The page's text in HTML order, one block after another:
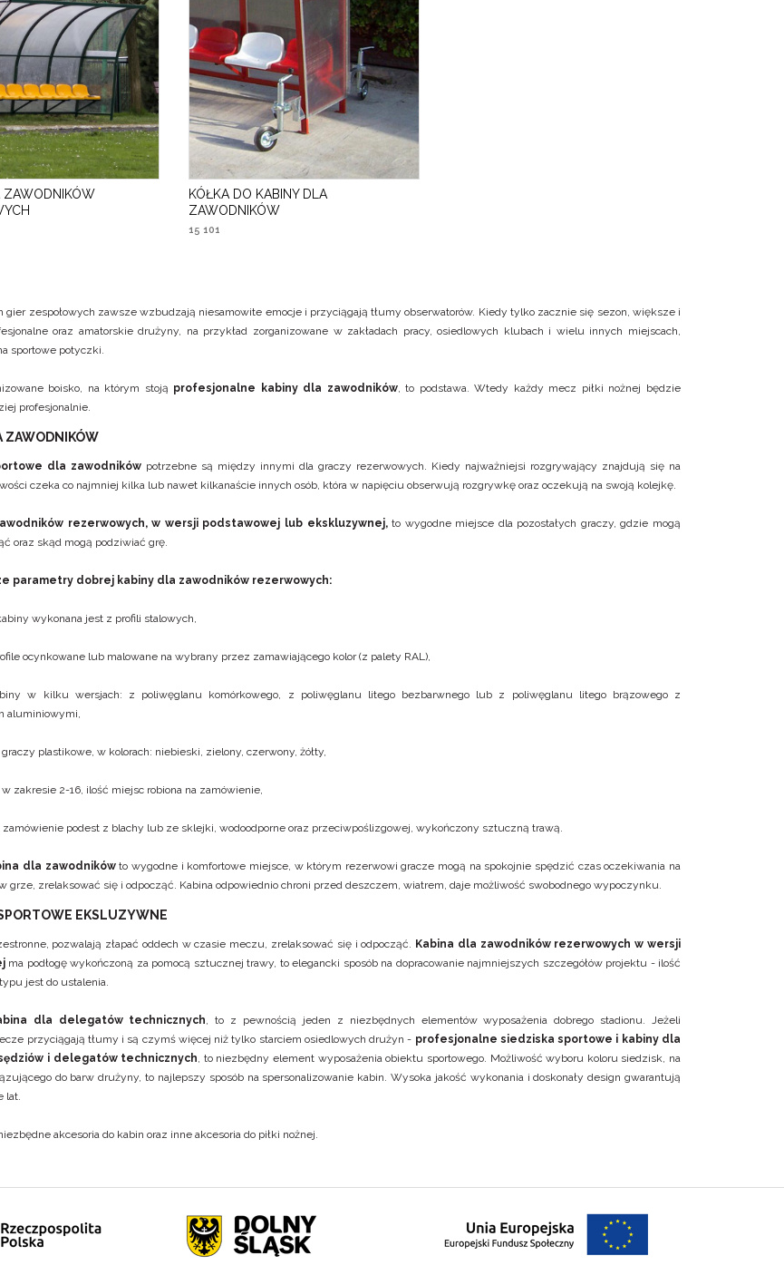
ZAWODNIKÓW
KÓŁKA DO KABINY DLA
ZAWODNIKÓW
15 101
gier zespołowych zawsze wzbudzają niesamowite emocje i przyciągają tłumy obserwatorów. Kiedy tylko zacznie się sezon, większe i
oraz amatorskie drużyny, na przykład zorganizowane w zakładach pracy, osiedlowych klubach i wielu innych miejscach,
sportowe potyczki.
boisko, na którym stoją profesjonalne kabiny dla zawodników, to podstawa. Wtedy każdy mecz piłki nożnej będzie
profesjonalnie.
ZAWODNIKÓW
dla zawodników potrzebne są między innymi dla graczy rezerwowych. Kiedy najważniejsi rozgrywający znajdują się na
czeka co najmniej kilka lub nawet kilkanaście innych osób, która w napięciu obserwują rozgrywkę oraz oczekują na swoją kolejkę.
rezerwowych, w wersji podstawowej lub ekskluzywnej,to wygodne miejsce dla pozostałych graczy, gdzie mogą
oraz skąd mogą podziwiać grę.
parametry dobrej kabiny dla zawodników rezerwowych:
wykonana jest z profili stalowych,
ocynkowane lub malowane na wybrany przez zamawiającego kolor (z palety RAL),
w kilku wersjach: z poliwęglanu komórkowego, z poliwęglanu litego bezbarwnego lub z poliwęglanu litego brązowego z
aluminiowymi,
plastikowe, w kolorach: niebieski, zielony, czerwony, żółty,
zakresie 2-16, ilość miejsc robiona na zamówienie,
zamówienie podest z blachy lub ze sklejki, wodoodporne oraz przeciwpoślizgowej, wykończony sztuczną trawą.
dla zawodnikówto wygodne i komfortowe miejsce, w którym rezerwowi gracze mogą na spokojnie spędzić czas oczekiwania na
grze, zrelaksować się i odpocząć. Kabina odpowiednio chroni przed deszczem, wiatrem, daje możliwość swobodnego wypoczynku.
EKSLUZYWNE
pozwalają złapać oddech w czasie meczu, zrelaksować się i odpocząć. Kabina dla zawodników rezerwowych w wersji
ma podłogę wykończoną za pomocą sztucznej trawy, to elegancki sposób na dopracowanie najmniejszych szczegółów projektu - ilość
jest do ustalenia.
dla delegatów technicznych, to z pewnością jeden z niezbędnych elementów wyposażenia dobrego stadionu. Jeżeli
przyciągają tłumy i są czymś więcej niż tylko starciem osiedlowych drużyn - profesjonalne siedziska sportowe i kabiny dla
i delegatów technicznych, to niezbędny element wyposażenia obiektu sportowego. Możliwość wyboru koloru siedzisk, na
do barw drużyny, to najlepszy sposób na spersonalizowanie kabin. Wysoka jakość wykonania i doskonały design gwarantują
lat.
akcesoria do kabin oraz inne akcesoria do piłki nożnej.